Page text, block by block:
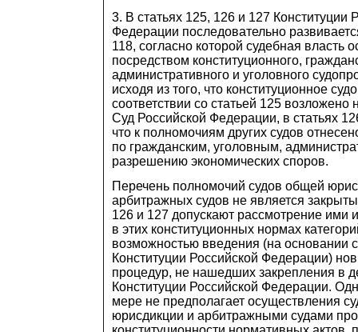
3. В статьях 125, 126 и 127 Конституции
Федерации последовательно
118, согласно которой судебная власть
посредством конституционного,
административного и уголовного
исходя из того, что конституционное
соответствии со статьей 125 возложено
Суд Российской Федерации, в статьях
что к полномочиям других судов
по гражданским, уголовным,
разрешению экономических споров.
Перечень полномочий судов общей
арбитражных судов не является
126 и 127 допускают рассмотрение ими
в этих конституционных нормах
возможностью введения (на основании
Конституции Российской Федерации)
процедур, не нашедших закрепления в
Конституции Российской Федерации.
мере не предполагает осуществления
юрисдикции и арбитражными судами